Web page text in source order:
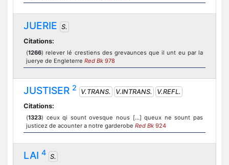
JUERIE S.
Citations:
(1266) relever lé crestiens des grevaunces que il unt eu par la
juerye de Engleterre Red Bk 978
JUSTISER 2 V.TRANS. V.INTRANS.
V.REFL.
Citations:
(1323) ceux qi sount ovesque nous […] queux ne sount pas
justicez de acounter a notre garderobe Red Bk 924
LAI 4 S.